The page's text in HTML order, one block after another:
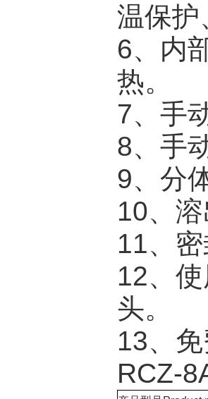
温保护
6、内
热。
7、手
8、手
9、分
10、
11、
12、
头。
13、
RCZ-